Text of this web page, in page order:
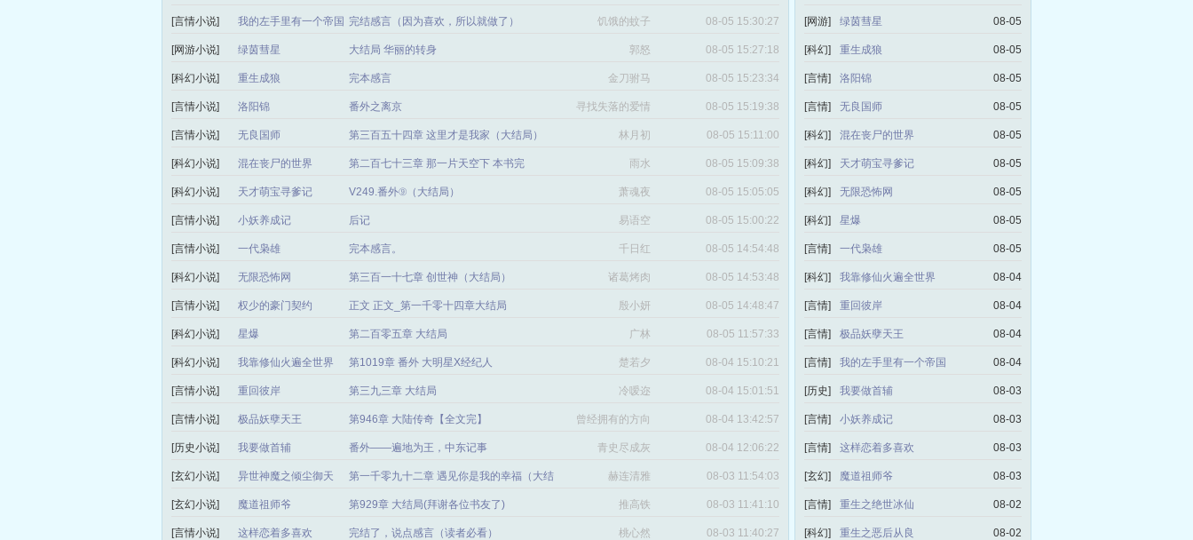
[言情小说] 我的左手里有一个帝国 完结感言（因为喜欢，所以就做了） 饥饿的蚊子 08-05 15:30:27
[网游小说] 绿茵彗星 大结局 华丽的转身 郭怒 08-05 15:27:18
[科幻小说] 重生成狼 完本感言 金刀驸马 08-05 15:23:34
[言情小说] 洛阳锦 番外之离京 寻找失落的爱情 08-05 15:19:38
[言情小说] 无良国师 第三百五十四章 这里才是我家（大结局） 林月初 08-05 15:11:00
[科幻小说] 混在丧尸的世界 第二百七十三章 那一片天空下 本书完 雨水 08-05 15:09:38
[科幻小说] 天才萌宝寻爹记 V249.番外⑨（大结局） 萧魂夜 08-05 15:05:05
[言情小说] 小妖养成记 后记 易语空 08-05 15:00:22
[言情小说] 一代枭雄 完本感言。 千日红 08-05 14:54:48
[科幻小说] 无限恐怖网 第三百一十七章 创世神（大结局） 诸葛烤肉 08-05 14:53:48
[言情小说] 权少的豪门契约 正文 正文_第一千零十四章大结局 殷小妍 08-05 14:48:47
[科幻小说] 星爆 第二百零五章 大结局 广林 08-05 11:57:33
[科幻小说] 我靠修仙火遍全世界 第1019章 番外 大明星X经纪人 楚若夕 08-04 15:10:21
[言情小说] 重回彼岸 第三九三章 大结局 冷嗳迩 08-04 15:01:51
[言情小说] 极品妖孽天王 第946章 大陆传奇【全文完】
曾经拥有的方向
感
08-04 13:42:57
[历史小说] 我要做首辅 番外——遍地为王，中东记事 青史尽成灰 08-04 12:06:22
[玄幻小说] 异世神魔之倾尘御天
第一千零九十二章 遇见你是我的幸福（大结
局）
赫连清雅 08-03 11:54:03
[玄幻小说] 魔道祖师爷 第929章 大结局(拜谢各位书友了) 推高铁 08-03 11:41:10
[言情小说] 这样恋着多喜欢 完结了，说点感言（读者必看） 桃心然 08-03 11:40:27
[网游] 绿茵彗星 08-05
[科幻] 重生成狼 08-05
[言情] 洛阳锦 08-05
[言情] 无良国师 08-05
[科幻] 混在丧尸的世界 08-05
[科幻] 天才萌宝寻爹记 08-05
[科幻] 无限恐怖网 08-05
[科幻] 星爆 08-05
[言情] 一代枭雄 08-05
[科幻] 我靠修仙火遍全世界 08-04
[言情] 重回彼岸 08-04
[言情] 极品妖孽天王 08-04
[言情] 我的左手里有一个帝国 08-04
[历史] 我要做首辅 08-03
[言情] 小妖养成记 08-03
[言情] 这样恋着多喜欢 08-03
[玄幻] 魔道祖师爷 08-03
[言情] 重生之绝世冰仙 08-02
[科幻] 重生之恶后从良 08-02